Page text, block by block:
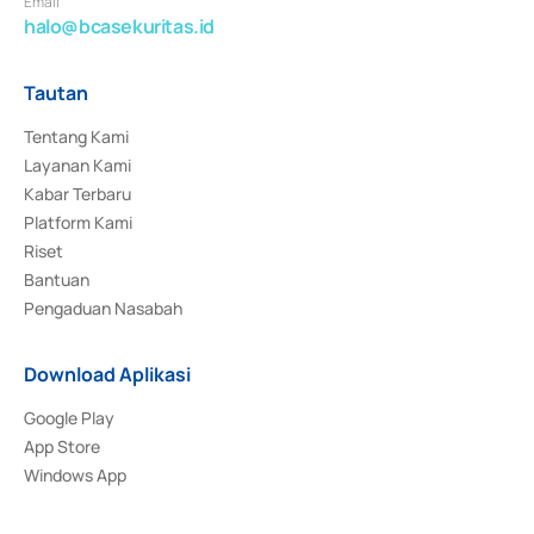
halo@bcasekuritas.id
Tautan
Tentang Kami
Layanan Kami
Kabar Terbaru
Platform Kami
Riset
Bantuan
Pengaduan Nasabah
Download Aplikasi
Google Play
App Store
Windows App